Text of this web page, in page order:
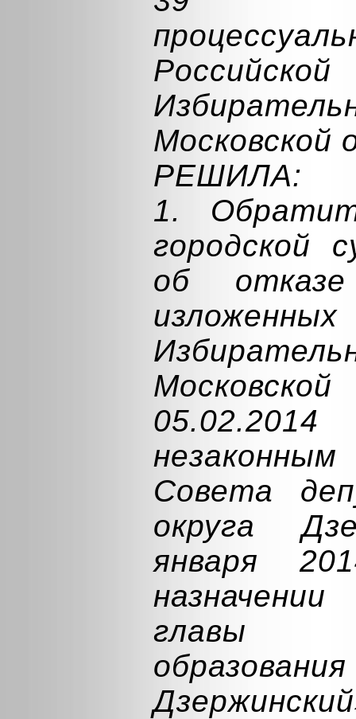
Московской
РЕШИЛА:
1.
городской
об
Совета
округа
января
главы